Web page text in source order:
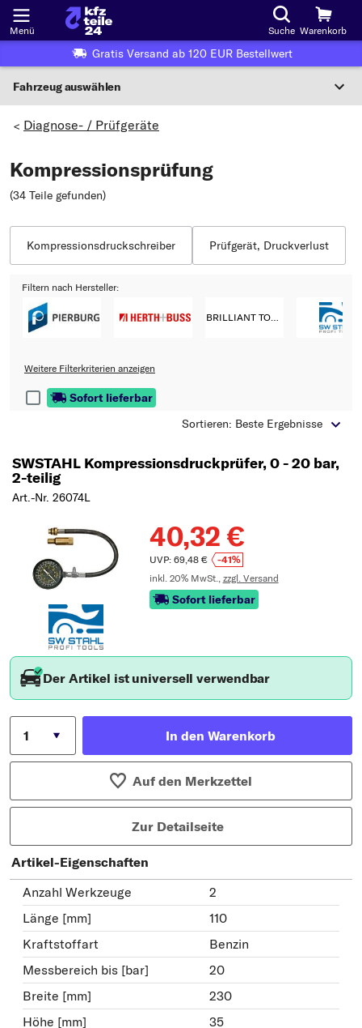
Menü Suche Warenkorb
Gratis Versand ab 120 EUR Bestellwert
Fahrzeug auswählen
Nationaler Code
Wo finde ich die?
Oder Fahrzeugauswahl nach Kriterien:
Hersteller wählen
Modell wählen
Typ wählen
> Diagnose- / Prüfgeräte
Kompressionsprüfung
(34 Teile gefunden)
Kompressionsdruckschreiber Prüfgerät, Druckverlust
Filtern nach Hersteller:
BRILLIANT TOOLS
Weitere Filterkriterien anzeigen
Sofort lieferbar
Sortieren: Beste Ergebnisse
SWSTAHL Kompressionsdruckprüfer, 0 - 20 bar,
2-teilig
Art.-Nr. 26074L
40,32 €
UVP: 69,48 €
-41%
inkl. 20% MwSt., zzgl. Versand
Sofort lieferbar
Der Artikel ist universell verwendbar
In den Warenkorb
Auf den Merkzettel
Zur Detailseite
Artikel-Eigenschaften
Anzahl Werkzeuge
2
Länge [mm]
110
Kraftstoffart
Benzin
Messbereich bis [bar]
20
Breite [mm]
230
Höhe [mm]
35